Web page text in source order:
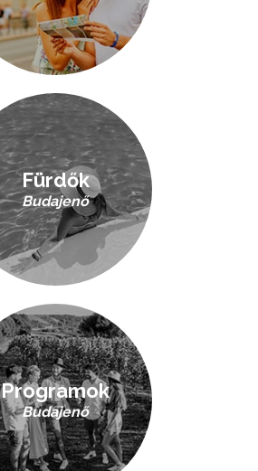
Fürdők
Budajenő
Programok
Budajenő